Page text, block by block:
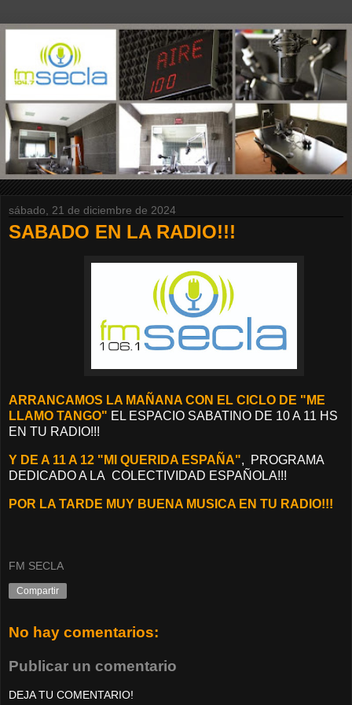
sábado, 21 de diciembre de 2024
SABADO EN LA RADIO!!!
ARRANCAMOS LA MAÑANA CON EL CICLO DE "ME
LLAMO TANGO" EL ESPACIO SABATINO DE 10 A 11 HS
EN TU RADIO!!!
Y DE A 11 A 12 "MI QUERIDA ESPAÑA", PROGRAMA
DEDICADO A LA COLECTIVIDAD ESPAÑOLA!!!
POR LA TARDE MUY BUENA MUSICA EN TU RADIO!!!
FM SECLA
Compartir
No hay comentarios:
Publicar un comentario
DEJA TU COMENTARIO!